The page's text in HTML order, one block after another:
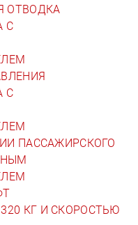
ОТВОДКА
С
С
ПАССАЖИРСКОГО
КГ И СКОРОСТЬЮ